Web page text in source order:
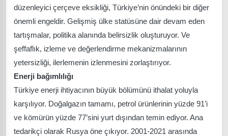
düzenleyici çerçeve eksikliği, Türkiye’nin önündeki bir diğer
önemli engeldir. Gelişmiş ülke statüsüne dair devam eden
tartışmalar, politika alanında belirsizlik oluşturuyor. Ve
şeffaflık, izleme ve değerlendirme mekanizmalarının
yetersizliği, ilerlemenin izlenmesini zorlaştırıyor.
Enerji bağımlılığı
Türkiye enerji ihtiyacının büyük bölümünü ithalat yoluyla
karşılıyor. Doğalgazın tamamı, petrol ürünlerinin yüzde 91’i
ve kömürün yüzde 77’sini yurt dışından temin ediyor. Ana
tedarikçi olarak Rusya öne çıkıyor. 2001-2021 arasında